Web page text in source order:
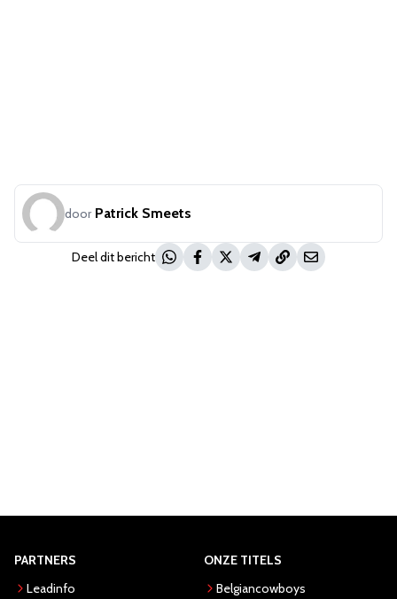
door Patrick Smeets
Deel dit bericht
PARTNERS
Leadinfo
ONZE TITELS
Belgiancowboys